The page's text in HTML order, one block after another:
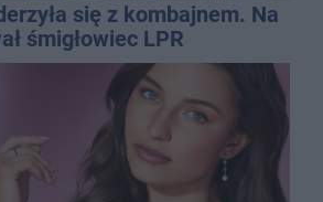
się z kombajnem. Na
śmigłowiec LPR